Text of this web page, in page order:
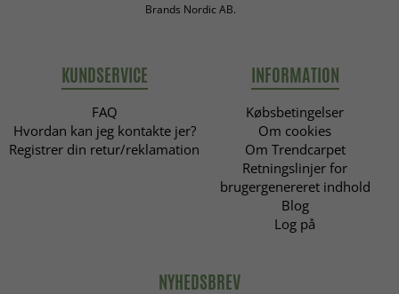
Brands Nordic AB.
KUNDSERVICE
FAQ
Hvordan kan jeg kontakte jer?
Registrer din retur/reklamation
INFORMATION
Købsbetingelser
Om cookies
Om Trendcarpet
Retningslinjer for
brugergenereret indhold
Blog
Log på
NYHEDSBREV